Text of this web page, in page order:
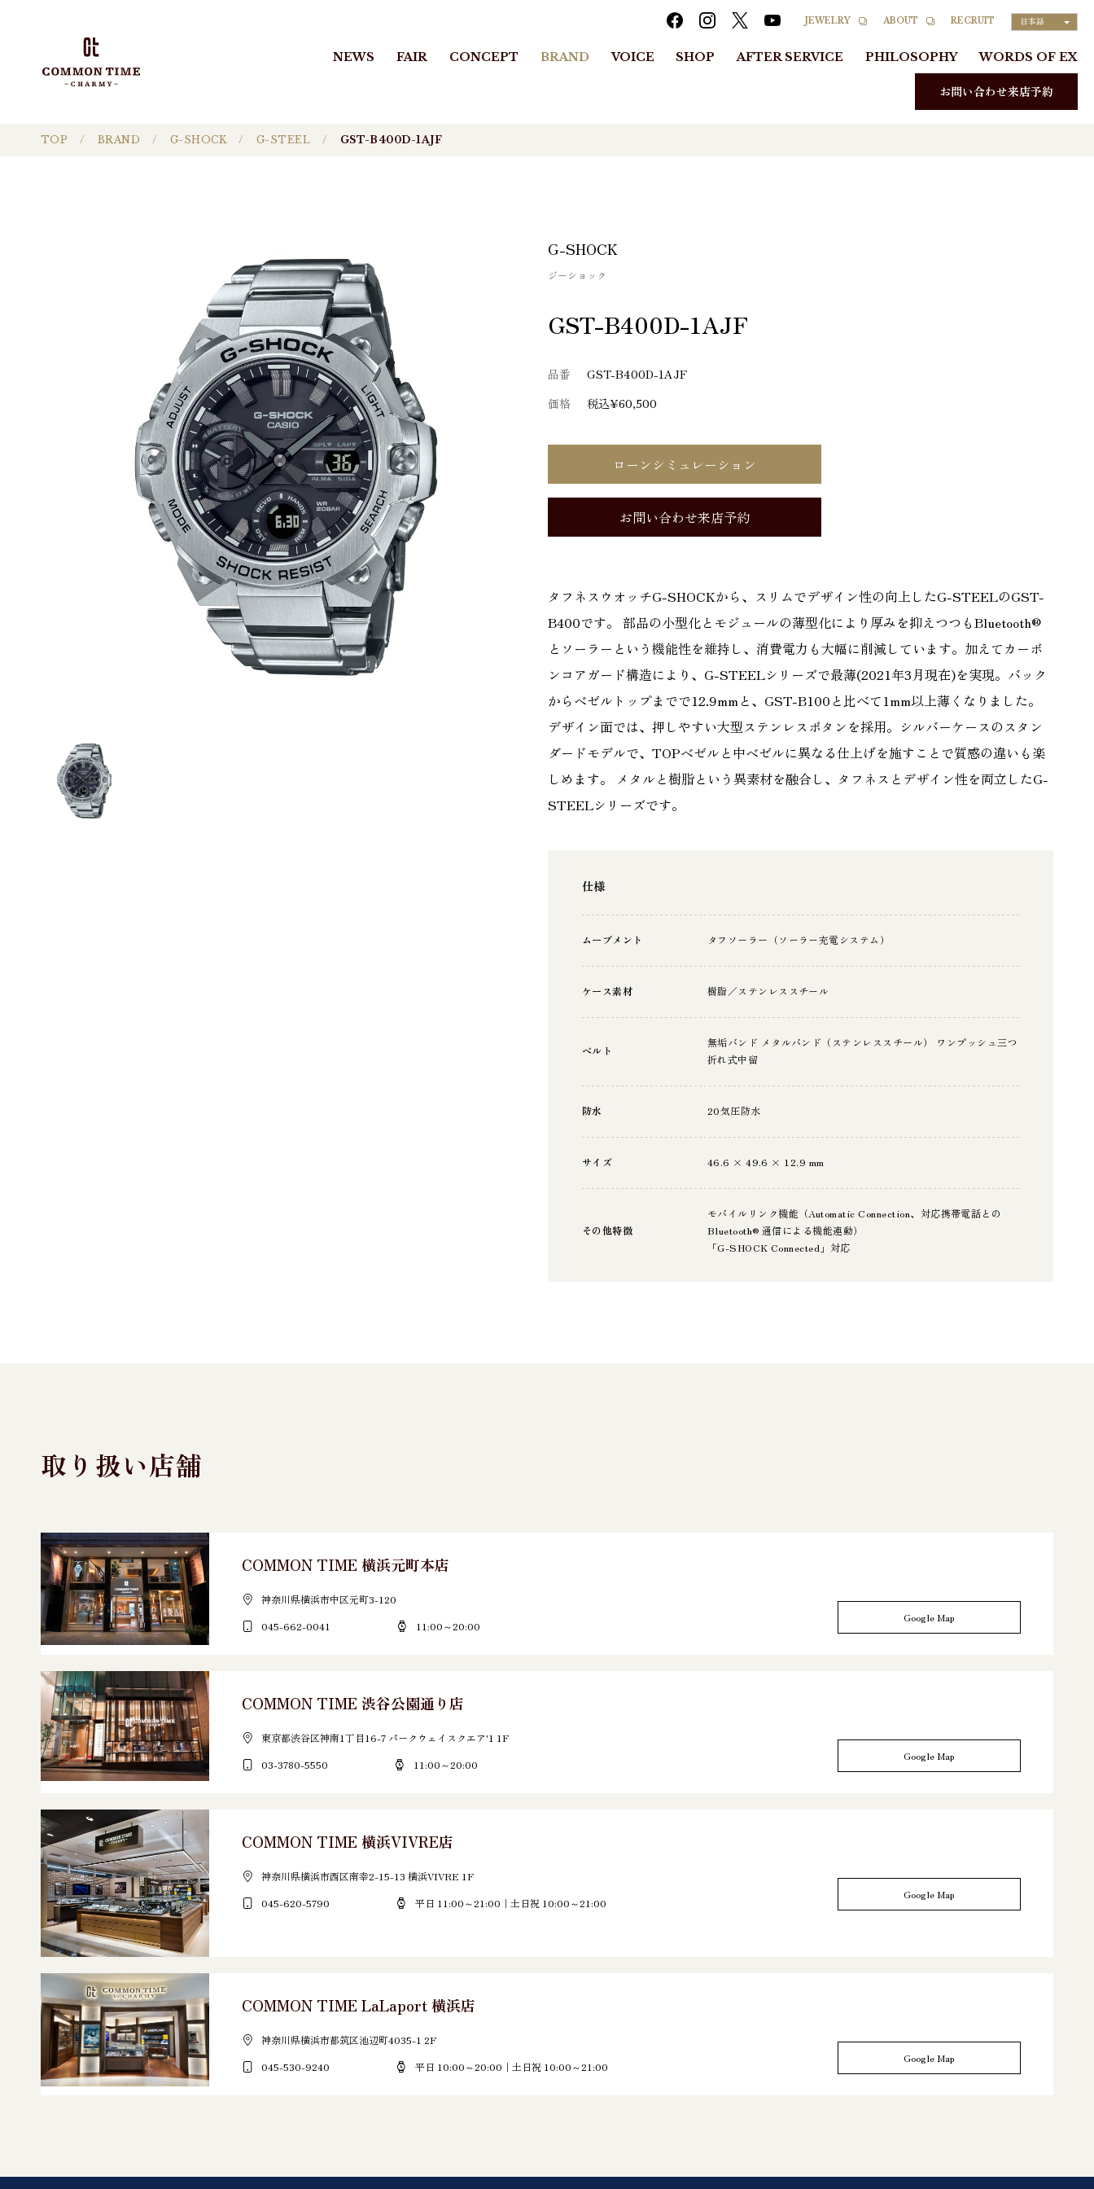
JEWELRY ABOUT RECRUIT 日本語
NEWS FAIR CONCEPT BRAND VOICE SHOP AFTER SERVICE PHILOSOPHY WORDS OF EX
お問い合わせ来店予約
TOP BRAND G-SHOCK G-STEEL GST-B400D-1AJF
G-SHOCK
ジーショック
GST-B400D-1AJF
品番
GST-B400D-1AJF
価格
税込¥60,500
ローンシミュレーション
お問い合わせ来店予約
タフネスウオッチG-SHOCKから、スリムでデザイン性の向上したG-STEELのGST-
B400です。 部品の小型化とモジュールの薄型化により厚みを抑えつつもBluetooth®
とソーラーという機能性を維持し、消費電力も大幅に削減しています。加えてカーボ
ンコアガード構造により、G-STEELシリーズで最薄(2021年3月現在)を実現。バック
からベゼルトップまでで12.9mmと、GST-B100と比べて1mm以上薄くなりました。
デザイン面では、押しやすい大型ステンレスボタンを採用。シルバーケースのスタン
ダードモデルで、TOPベゼルと中ベゼルに異なる仕上げを施すことで質感の違いも楽
しめます。 メタルと樹脂という異素材を融合し、タフネスとデザイン性を両立したG-
STEELシリーズです。
仕様
ムーブメント タフソーラー（ソーラー充電システム）
ケース素材 樹脂／ステンレススチール
ベルト
無垢バンド メタルバンド（ステンレススチール） ワンプッシュ三つ
折れ式中留
防水 20気圧防水
サイズ 46.6 × 49.6 × 12.9 mm
その他特徴
モバイルリンク機能（Automatic Connection、対応携帯電話との
Bluetooth® 通信による機能連動）
「G-SHOCK Connected」対応
取り扱い店舗
COMMON TIME 横浜元町本店
神奈川県横浜市中区元町3-120
045-662-0041
11:00～20:00
Google Map
COMMON TIME 渋谷公園通り店
東京都渋谷区神南1丁目16-7 パークウェイスクエア'1 1F
03-3780-5550
11:00～20:00
Google Map
COMMON TIME 横浜VIVRE店
神奈川県横浜市西区南幸2-15-13 横浜VIVRE 1F
045-620-5790
平日 11:00～21:00｜土日祝 10:00～21:00
Google Map
COMMON TIME LaLaport 横浜店
神奈川県横浜市都筑区池辺町4035-1 2F
045-530-9240
平日 10:00～20:00｜土日祝 10:00～21:00
Google Map